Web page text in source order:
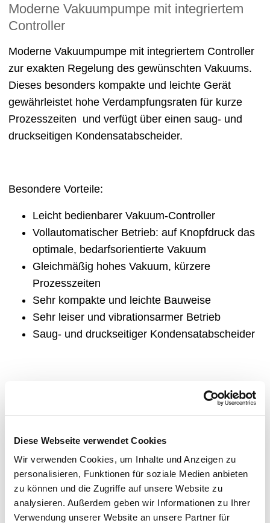
Diese Webseite verwendet Cookies
Wir verwenden Cookies, um Inhalte und Anzeigen zu
personalisieren, Funktionen für soziale Medien anbieten
zu können und die Zugriffe auf unsere Website zu
analysieren. Außerdem geben wir Informationen zu Ihrer
Verwendung unserer Website an unsere Partner für
Moderne Vakuumpumpe mit integriertem
Controller
Moderne Vakuumpumpe mit integriertem Controller
zur exakten Regelung des gewünschten Vakuums.
Dieses besonders kompakte und leichte Gerät
gewährleistet hohe Verdampfungsraten für kurze
Prozesszeiten und verfügt über einen saug- und
druckseitigen Kondensatabscheider.
Besondere Vorteile:
Leicht bedienbarer Vakuum-Controller
Vollautomatischer Betrieb: auf Knopfdruck das
optimale, bedarfsorientierte Vakuum
Gleichmäßig hohes Vakuum, kürzere
Prozesszeiten
Sehr kompakte und leichte Bauweise
Sehr leiser und vibrationsarmer Betrieb
Saug- und druckseitiger Kondensatabscheider
Adaptierbares Vakuumsystem CDS 10.000 -
DISPERMAT® VE
DISPERMAT® VL 10-35
DISPERMAT® LH